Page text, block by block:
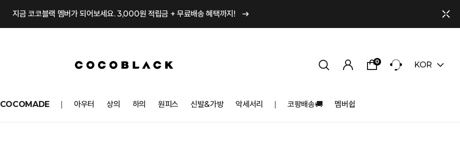
지금 코코블랙 멤버가 되어보세요. 3,000원 적립금 + 무료배송 혜택까지!
0 KOR
COCOMADE 아우터 상의 하의 원피스 신발&가방 악세서리 코팡배송🚚 멤버쉽